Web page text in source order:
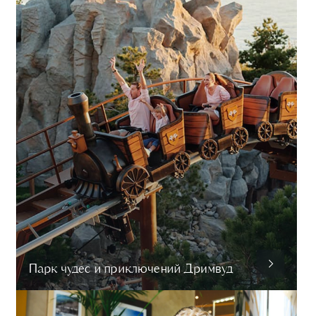
Парк чудес и приключений Дримвуд